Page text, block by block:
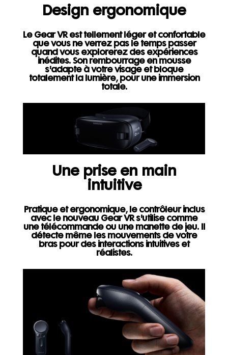
Design ergonomique
Le Gear VR est tellement léger et confortable
que vous ne verrez pas le temps passer
quand vous explorerez des expériences
inédites. Son rembourrage en mousse
s'adapte à votre visage et bloque
totalement la lumière, pour une immersion
totale.
Une prise en main
intuitive
Pratique et ergonomique, le contrôleur inclus
avec le nouveau Gear VR s'utilise comme
une télécommande ou une manette de jeu. Il
détecte même les mouvements de votre
bras pour des interactions intuitives et
réalistes.